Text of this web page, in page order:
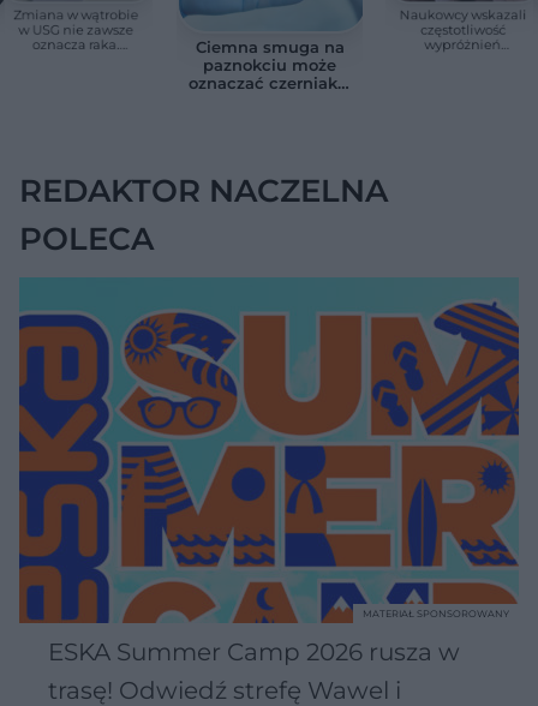
Zmiana w wątrobie
w USG nie zawsze
oznacza raka.
Ciemna smuga na
paznokciu może
oznaczać czerniaka.
Naukowcy wskazali
częstotliwość
wypróżnień
REDAKTOR NACZELNA
POLECA
ESKA Summer Camp 2026 rusza w
trasę! Odwiedź strefę Wawel i
MATERIAŁ SPONSOROWANY